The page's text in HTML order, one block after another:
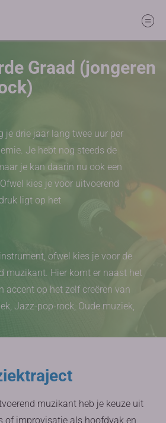
Graad (jongeren
je drie jaar lang twee uur per
Je hebt nog steeds de
je kan daarin nu ook een
kies je voor uitvoerend
ligt op het
ofwel kies je voor de
muzikant. Hier komt er naast het
accent op het zelf creëren van
Jazz-pop-rock, Oude muziek,
muzikant heb je keuze uit
of improvisatie als hoofdvak en